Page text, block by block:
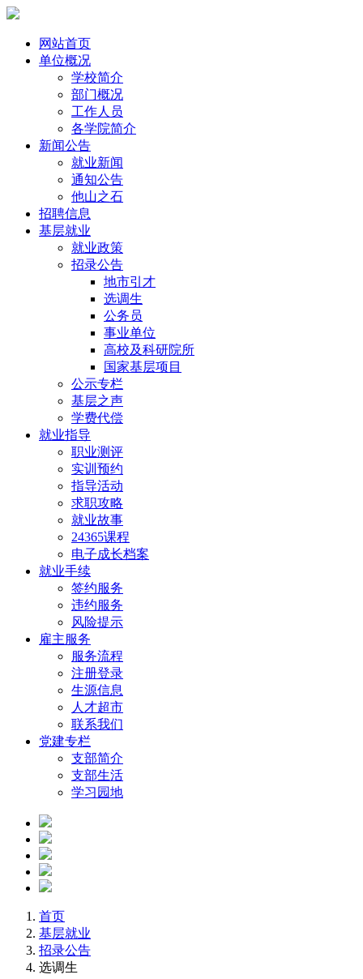
网站首页
单位概况
学校简介
部门概况
工作人员
各学院简介
新闻公告
就业新闻
通知公告
他山之石
招聘信息
基层就业
就业政策
招录公告
地市引才
选调生
公务员
事业单位
高校及科研院所
国家基层项目
公示专栏
基层之声
学费代偿
就业指导
职业测评
实训预约
指导活动
求职攻略
就业故事
24365课程
电子成长档案
就业手续
签约服务
违约服务
风险提示
雇主服务
服务流程
注册登录
生源信息
人才超市
联系我们
党建专栏
支部简介
支部生活
学习园地
首页
基层就业
招录公告
选调生